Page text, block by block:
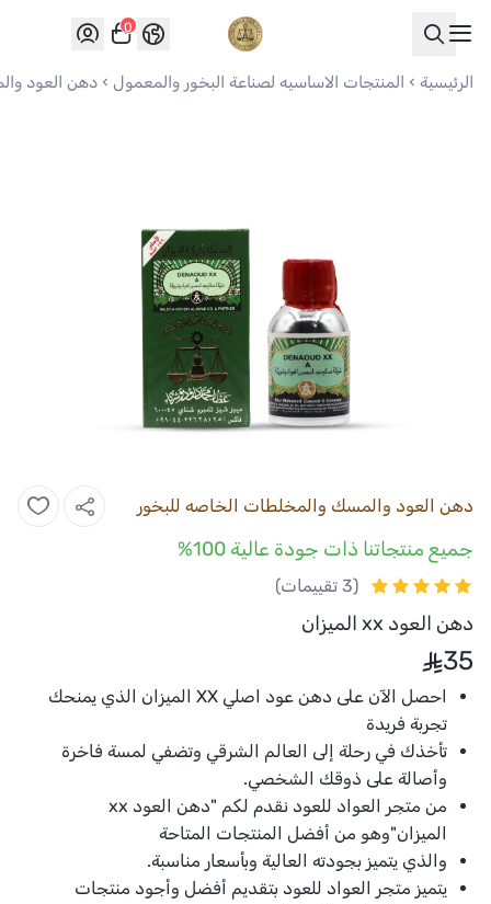
العواد للعود
0
الرئيسية المنتجات الاساسيه لصناعة البخور والمعمول دهن العود
دهن العود والمسك والمخلطات الخاصه للبخور
جميع منتجاتنا ذات جودة عالية 100%
(3 تقييمات)
دهن العود xx الميزان
35
احصل الآن على دهن عود اصلي
XX الميزان الذي يمنحك
تجربة فريدة
تأخذك في رحلة إلى العالم الشرقي وتضفي لمسة فاخرة
وأصالة على ذوقك الشخصي.
من متجر العواد للعود نقدم لكم "دهن العود xx
الميزان"وهو من أفضل المنتجات المتاحة
والذي يتميز بجودته العالية وبأسعار مناسبة.
يتميز متجر العواد للعود بتقديم أفضل وأجود منتجات